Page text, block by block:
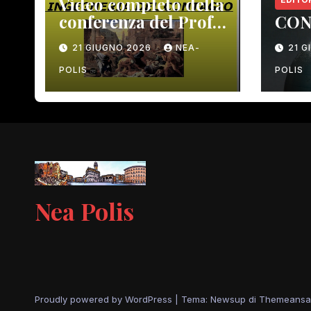
conferenza del Prof.
Macrì del 12 giugno
scorso
21 GIUGNO 2026 NEA-
POLIS
21
POLIS
Nea Polis
Proudly powered by WordPress Tema: Newsup di